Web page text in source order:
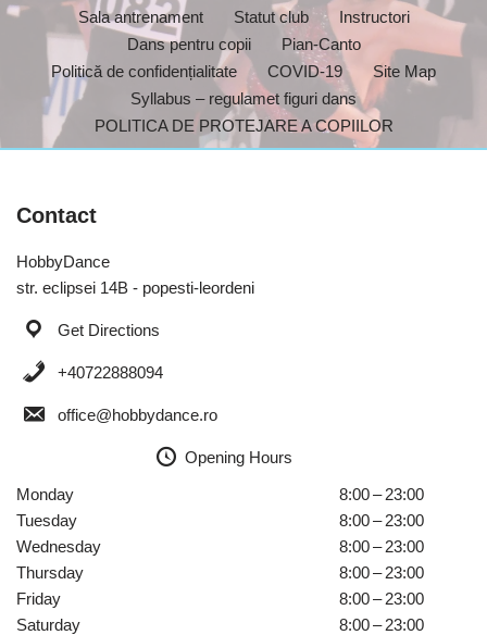
Sala antrenament
Statut club
Instructori
Dans pentru copii
Pian-Canto
Politică de confidențialitate
COVID-19
Site Map
Syllabus – regulamet figuri dans
POLITICA DE PROTEJARE A COPIILOR
Contact
HobbyDance
str. eclipsei 14B - popesti-leordeni
Get Directions
+40722888094
office@hobbydance.ro
Opening Hours
Monday
8:00 – 23:00
Tuesday
8:00 – 23:00
Wednesday
8:00 – 23:00
Thursday
8:00 – 23:00
Friday
8:00 – 23:00
Saturday
8:00 – 23:00